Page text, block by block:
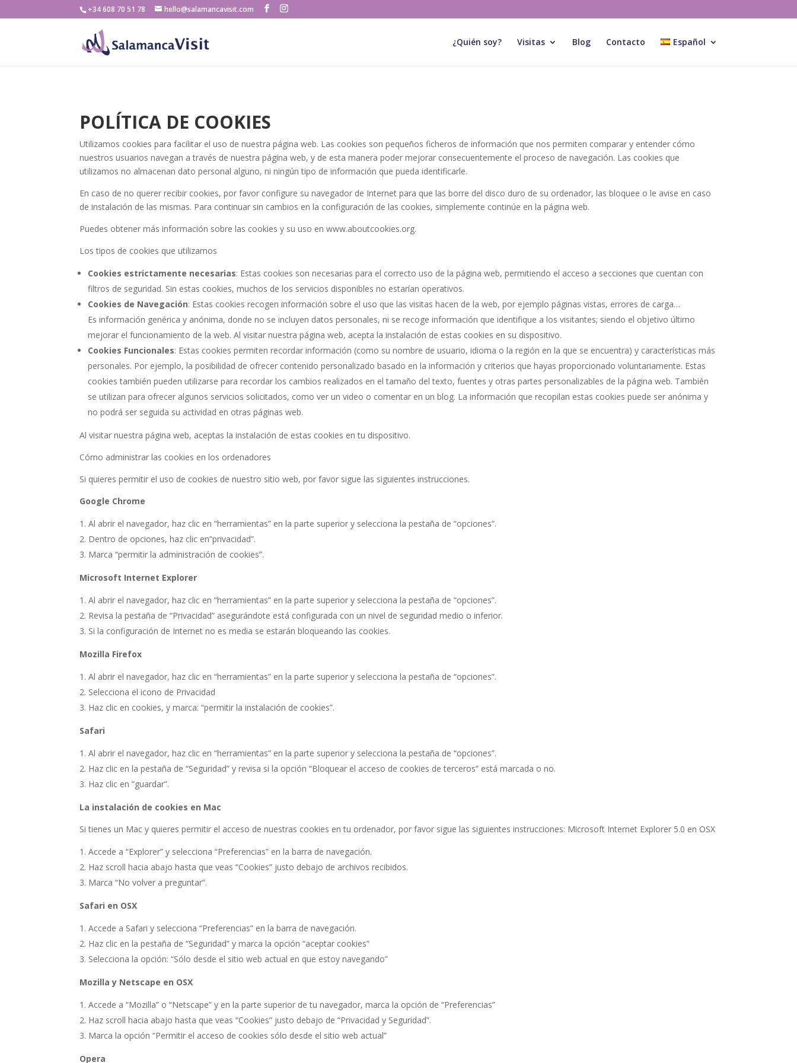
+34 608 70 51 78 hello@salamancavisit.com
¿Quién soy? Visitas Blog Contacto Español
POLÍTICA DE COOKIES
Utilizamos cookies para facilitar el uso de nuestra página web. Las cookies son pequeños ficheros de información que nos permiten comparar y entender cómo
nuestros usuarios navegan a través de nuestra página web, y de esta manera poder mejorar consecuentemente el proceso de navegación. Las cookies que
utilizamos no almacenan dato personal alguno, ni ningún tipo de información que pueda identificarle.
En caso de no querer recibir cookies, por favor configure su navegador de Internet para que las borre del disco duro de su ordenador, las bloquee o le avise en caso
de instalación de las mismas. Para continuar sin cambios en la configuración de las cookies, simplemente continúe en la página web.
Puedes obtener más información sobre las cookies y su uso en www.aboutcookies.org.
Los tipos de cookies que utilizamos
Cookies estrictamente necesarias: Estas cookies son necesarias para el correcto uso de la página web, permitiendo el acceso a secciones que cuentan con
filtros de seguridad. Sin estas cookies, muchos de los servicios disponibles no estarían operativos.
Cookies de Navegación: Estas cookies recogen información sobre el uso que las visitas hacen de la web, por ejemplo páginas vistas, errores de carga…
Es información genérica y anónima, donde no se incluyen datos personales, ni se recoge información que identifique a los visitantes; siendo el objetivo último
mejorar el funcionamiento de la web. Al visitar nuestra página web, acepta la instalación de estas cookies en su dispositivo.
Cookies Funcionales: Estas cookies permiten recordar información (como su nombre de usuario, idioma o la región en la que se encuentra) y características más
personales. Por ejemplo, la posibilidad de ofrecer contenido personalizado basado en la información y criterios que hayas proporcionado voluntariamente. Estas
cookies también pueden utilizarse para recordar los cambios realizados en el tamaño del texto, fuentes y otras partes personalizables de la página web. También
se utilizan para ofrecer algunos servicios solicitados, como ver un video o comentar en un blog. La información que recopilan estas cookies puede ser anónima y
no podrá ser seguida su actividad en otras páginas web.
Al visitar nuestra página web, aceptas la instalación de estas cookies en tu dispositivo.
Cómo administrar las cookies en los ordenadores
Si quieres permitir el uso de cookies de nuestro sitio web, por favor sigue las siguientes instrucciones.
Google Chrome
Al abrir el navegador, haz clic en “herramientas” en la parte superior y selecciona la pestaña de “opciones”.
Dentro de opciones, haz clic en”privacidad”.
Marca “permitir la administración de cookies”.
Microsoft Internet Explorer
Al abrir el navegador, haz clic en “herramientas” en la parte superior y selecciona la pestaña de “opciones”.
Revisa la pestaña de “Privacidad” asegurándote está configurada con un nivel de seguridad medio o inferior.
Si la configuración de Internet no es media se estarán bloqueando las cookies.
Mozilla Firefox
Al abrir el navegador, haz clic en “herramientas” en la parte superior y selecciona la pestaña de “opciones”.
Selecciona el icono de Privacidad
Haz clic en cookies, y marca: “permitir la instalación de cookies”.
Safari
Al abrir el navegador, haz clic en “herramientas” en la parte superior y selecciona la pestaña de “opciones”.
Haz clic en la pestaña de “Seguridad” y revisa si la opción “Bloquear el acceso de cookies de terceros” está marcada o no.
Haz clic en “guardar”.
La instalación de cookies en Mac
Si tienes un Mac y quieres permitir el acceso de nuestras cookies en tu ordenador, por favor sigue las siguientes instrucciones: Microsoft Internet Explorer 5.0 en OSX
Accede a “Explorer” y selecciona “Preferencias” en la barra de navegación.
Haz scroll hacia abajo hasta que veas “Cookies” justo debajo de archivos recibidos.
Marca “No volver a preguntar”.
Safari en OSX
Accede a Safari y selecciona “Preferencias” en la barra de navegación.
Haz clic en la pestaña de “Seguridad” y marca la opción “aceptar cookies”
Selecciona la opción: “Sólo desde el sitio web actual en que estoy navegando”
Mozilla y Netscape en OSX
Accede a “Mozilla” o “Netscape” y en la parte superior de tu navegador, marca la opción de “Preferencias”
Haz scroll hacia abajo hasta que veas “Cookies” justo debajo de “Privacidad y Seguridad”.
Marca la opción “Permitir el acceso de cookies sólo desde el sitio web actual”
Opera